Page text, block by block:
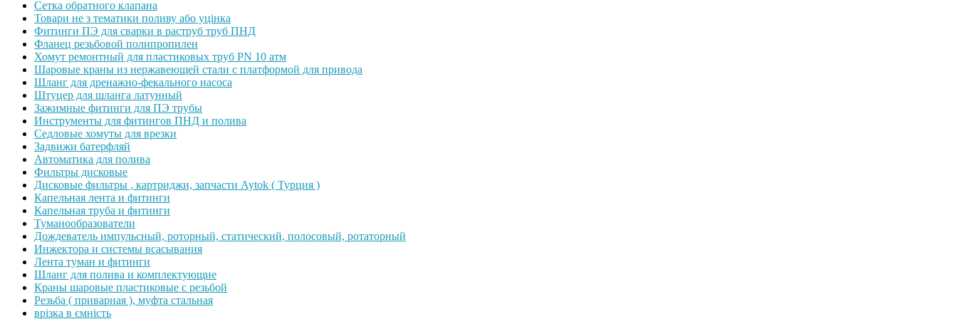
Сетка обратного клапана
Товари не з тематики поливу або уцінка
Фитинги ПЭ для сварки в раструб труб ПНД
Фланец резьбовой полипропилен
Хомут ремонтный для пластиковых труб PN 10 атм
Шаровые краны из нержавеющей стали с платформой для привода
Шланг для дренажно-фекального насоса
Штуцер для шланга латунный
Зажимные фитинги для ПЭ трубы
Инструменты для фитингов ПНД и полива
Седловые хомуты для врезки
Задвижи батерфляй
Автоматика для полива
Фильтры дисковые
Дисковые фильтры , картриджи, запчасти Aytok ( Турция )
Капельная лента и фитинги
Капельная труба и фитинги
Туманообразователи
Дождеватель импульсный, роторный, статический, полосовый, ротаторный
Инжектора и системы всасывания
Лента туман и фитинги
Шланг для полива и комплектующие
Краны шаровые пластиковые с резьбой
Резьба ( приварная ), муфта стальная
врізка в ємність